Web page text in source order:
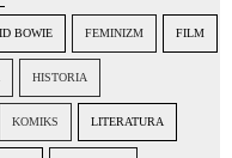
BOWIE FEMINIZM FILM
HISTORIA
KOMIKS LITERATURA